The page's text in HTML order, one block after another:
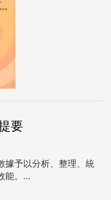
要
據予以分析、整理、統
能。...